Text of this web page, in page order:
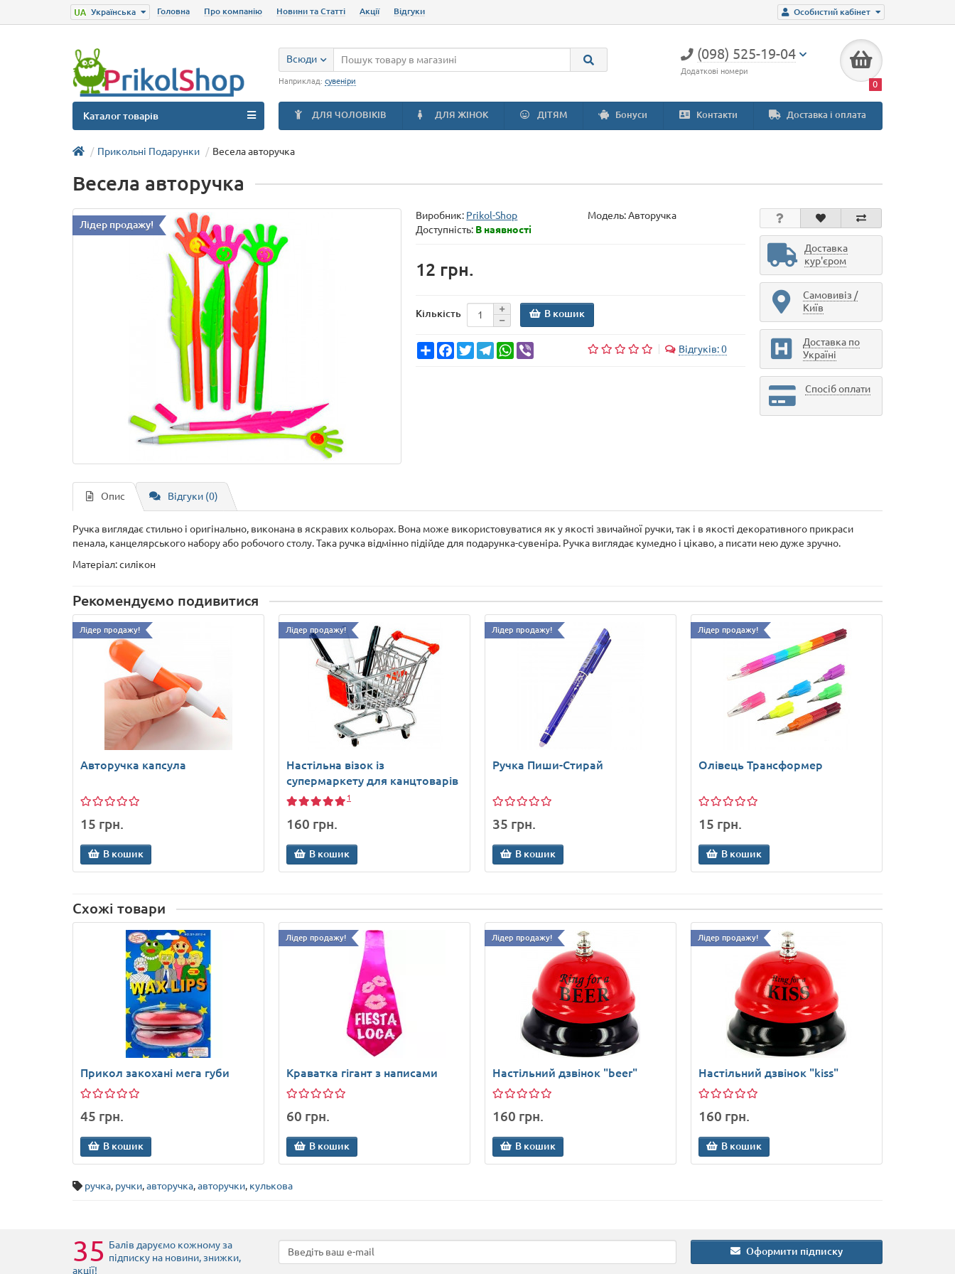
Особистий кабінет
Українська Головна Про компанію Новини та Статті Акції Відгуки
(098) 525-19-04
Додаткові номери
0
Всюди
Наприклад: сувеніри
ДЛЯ ЧОЛОВІКІВ ДЛЯ ЖІНОК ДІТЯМ Бонуси Контакти Доставка і оплата
Каталог товарів
Прикольні Подарунки Весела авторучка
Весела авторучка
Лідер продажу!
Виробник: Prikol-Shop Модель:Авторучка
Доступність: В наявності
12 грн.
Кількість В кошик
ShareFacebookTwitterTelegramWhatsApp Відгуків: 0
Доставка
кур'єром
Самовивіз /
Київ
Доставка по
Україні
Спосіб оплати
Опис Відгуки (0)
Ручка виглядає стильно і оригінально, виконана в яскравих кольорах. Вона може використовуватися як у якості звичайної ручки, так і в якості декоративного прикраси
пенала, канцелярського набору або робочого столу. Така ручка відмінно підійде для подарунка-сувеніра. Ручка виглядає кумедно і цікаво, а писати нею дуже зручно.
Матеріал: силікон
Рекомендуємо подивитися
Лідер продажу!
Авторучка капсула
15 грн.
В кошик
Лідер продажу!
Настільна візок із
супермаркету для канцтоварів
1
160 грн.
В кошик
Лідер продажу!
Ручка Пиши-Стирай
35 грн.
В кошик
Лідер продажу!
Олівець Трансформер
15 грн.
В кошик
Схожі товари
Прикол закохані мега губи
45 грн.
В кошик
Лідер продажу!
Краватка гігант з написами
60 грн.
В кошик
Лідер продажу!
Настільний дзвінок "beer"
160 грн.
В кошик
Лідер продажу!
Настільний дзвінок "kiss"
160 грн.
В кошик
ручка, ручки,авторучка,авторучки, кулькова
35 Балів даруємо кожному за
підписку на новини, знижки,
акції!
Оформити підписку